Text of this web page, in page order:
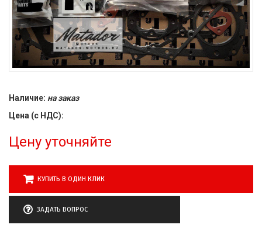
Наличие: на заказ
Цена (с НДС):
Цену уточняйте
КУПИТЬ В ОДИН КЛИК
ЗАДАТЬ ВОПРОС